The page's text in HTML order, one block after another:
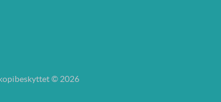
© 2026